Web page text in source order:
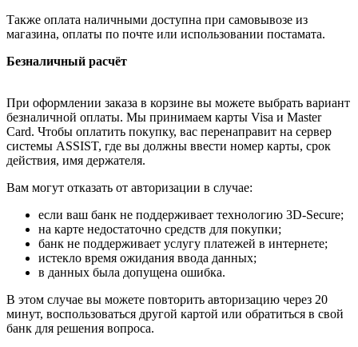
Также оплата наличными доступна при самовывозе из
магазина, оплаты по почте или использовании постамата.
Безналичный расчёт
При оформлении заказа в корзине вы можете выбрать вариант
безналичной оплаты. Мы принимаем карты Visa и Master
Card. Чтобы оплатить покупку, вас перенаправит на сервер
системы ASSIST, где вы должны ввести номер карты, срок
действия, имя держателя.
Вам могут отказать от авторизации в случае:
если ваш банк не поддерживает технологию 3D-Secure;
на карте недостаточно средств для покупки;
банк не поддерживает услугу платежей в интернете;
истекло время ожидания ввода данных;
в данных была допущена ошибка.
В этом случае вы можете повторить авторизацию через 20
минут, воспользоваться другой картой или обратиться в свой
банк для решения вопроса.